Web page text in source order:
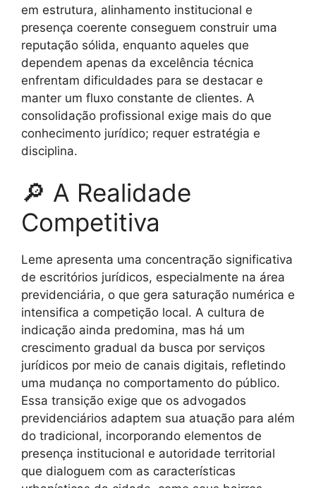
em estrutura, alinhamento institucional e
presença coerente conseguem construir uma
reputação sólida, enquanto aqueles que
dependem apenas da excelência técnica
enfrentam dificuldades para se destacar e
manter um fluxo constante de clientes. A
consolidação profissional exige mais do que
conhecimento jurídico; requer estratégia e
disciplina.
🔎 A Realidade
Competitiva
Leme apresenta uma concentração significativa
de escritórios jurídicos, especialmente na área
previdenciária, o que gera saturação numérica e
intensifica a competição local. A cultura de
indicação ainda predomina, mas há um
crescimento gradual da busca por serviços
jurídicos por meio de canais digitais, refletindo
uma mudança no comportamento do público.
Essa transição exige que os advogados
previdenciários adaptem sua atuação para além
do tradicional, incorporando elementos de
presença institucional e autoridade territorial
que dialoguem com as características